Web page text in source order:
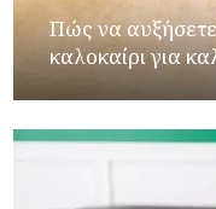
Πώς να
καλοκαίρι για